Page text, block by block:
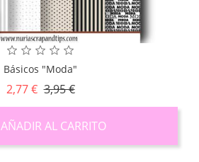
Básicos "Moda"
2,77 € Precio
3,95 €Precio
AÑADIR AL CARRITO